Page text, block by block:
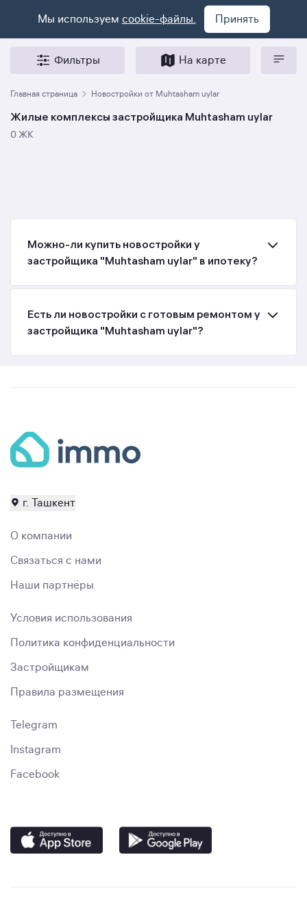
Мы используем cookie-файлы. Принять
Фильтры На карте
Главная страница Новостройки от Muhtasham uylar
Жилые комплексы застройщика Muhtasham uylar
0 ЖК
Можно-ли купить новостройки у
застройщика "Muhtasham uylar" в ипотеку?
Есть ли новостройки с готовым ремонтом у
застройщика "Muhtasham uylar"?
г. Ташкент
О компании
Связаться с нами
Наши партнёры
Условия использования
Политика конфиденциальности
Застройщикам
Правила размещения
Telegram
Instagram
Facebook